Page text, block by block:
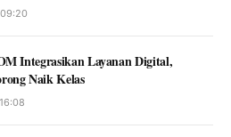
Integrasikan Layanan Digital,
Naik Kelas